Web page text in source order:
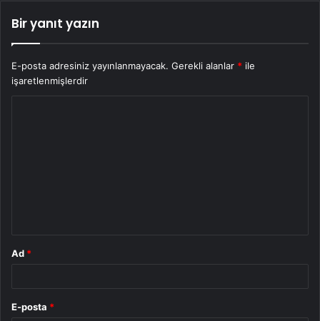
Bir yanıt yazın
E-posta adresiniz yayınlanmayacak. Gerekli alanlar * ile
işaretlenmişlerdir
Ad *
E-posta *